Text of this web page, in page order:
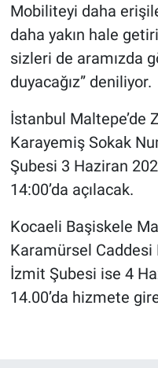
Mobiliteyi daha
daha yakın hale
sizleri de aramızda
duyacağız” deniliyor.
İstanbul Maltepe’de
Karayemiş Sokak
Şubesi 3 Haziran
14:00’da açılacak.
Kocaeli Başiskele
Karamürsel Caddesi
İzmit Şubesi ise 4
14.00’da hizmete